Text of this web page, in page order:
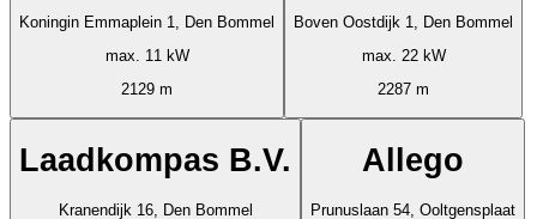
Koningin Emmaplein 1, Den Bommel
max. 11 kW
2129 m
Boven Oostdijk 1, Den Bommel
max. 22 kW
2287 m
Laadkompas B.V.
Kranendijk 16, Den Bommel
Allego
Prunuslaan 54, Ooltgensplaat